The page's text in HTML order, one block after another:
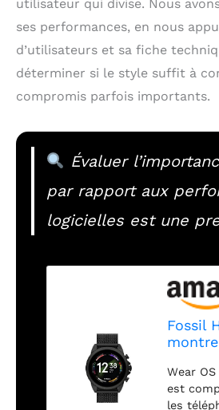
utilisateur qui divise. Nous
ses performances, en nous
d’utilisateurs et sa fiche
déterminer si le style suffit à
compromis parfois importants.
Évaluer
par rapport aux
logicielles est une
Fossil
Wear
est
les